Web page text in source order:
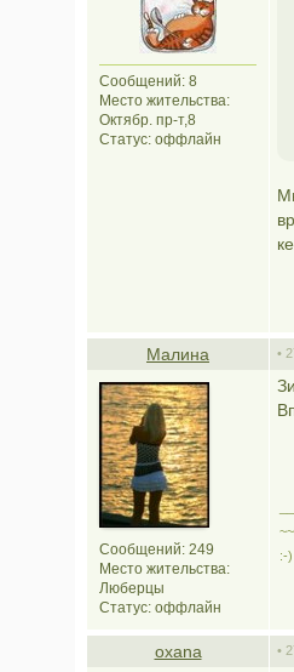
Сообщений: 8
Место жительства:
Октябр. пр-т,8
Статус: оффлайн
Мaлина •
Сообщений: 249
Место жительства:
Люберцы
Статус: оффлайн
:-)
oxana •